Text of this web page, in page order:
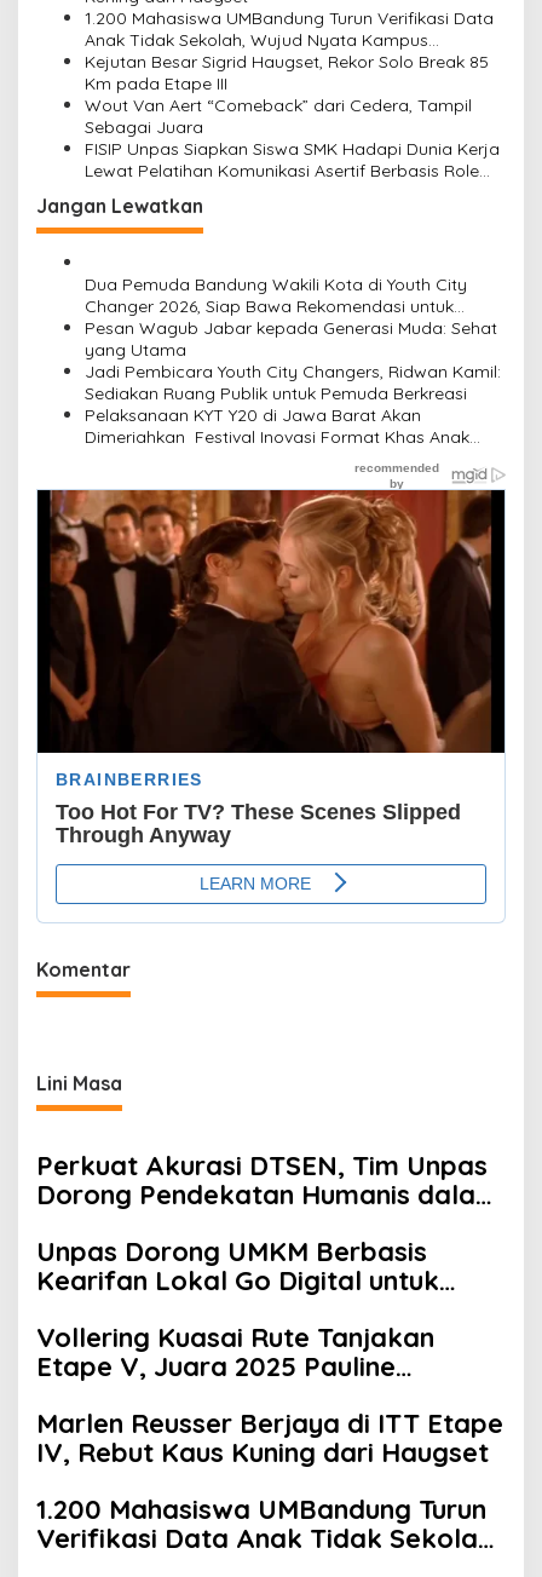
1.200 Mahasiswa UMBandung Turun Verifikasi Data
Anak Tidak Sekolah, Wujud Nyata Kampus
Membantu Jawa Barat Menyelamatkan Generasi
Kejutan Besar Sigrid Haugset, Rekor Solo Break 85
Km pada Etape III
Wout Van Aert “Comeback” dari Cedera, Tampil
Sebagai Juara
FISIP Unpas Siapkan Siswa SMK Hadapi Dunia Kerja
Lewat Pelatihan Komunikasi Asertif Berbasis Role
Jangan Lewatkan
Dua Pemuda Bandung Wakili Kota di Youth City
Changer 2026, Siap Bawa Rekomendasi untuk
Daerah
Pesan Wagub Jabar kepada Generasi Muda: Sehat
yang Utama
Jadi Pembicara Youth City Changers, Ridwan Kamil:
Sediakan Ruang Publik untuk Pemuda Berkreasi
Pelaksanaan KYT Y20 di Jawa Barat Akan
Dimeriahkan Festival Inovasi Format Khas Anak
Komentar
Lini Masa
Perkuat Akurasi DTSEN, Tim Unpas
Dorong Pendekatan Humanis dalam
Unpas Dorong UMKM Berbasis
Kearifan Lokal Go Digital untuk
Vollering Kuasai Rute Tanjakan
Etape V, Juara 2025 Pauline
Marlen Reusser Berjaya di ITT Etape
IV, Rebut Kaus Kuning dari Haugset
1.200 Mahasiswa UMBandung Turun
Verifikasi Data Anak Tidak Sekolah,